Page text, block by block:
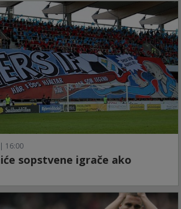
16:00
sopstvene igrače ako